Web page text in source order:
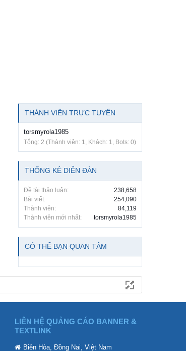
THÀNH VIÊN TRỰC TUYẾN
torsmyrola1985
Tổng: 2 (Thành viên: 1, Khách: 1, Bots: 0)
THỐNG KÊ DIỄN ĐÀN
Đề tài thảo luận:
238,658
Bài viết:
254,090
Thành viên:
84,119
Thành viên mới nhất:
torsmyrola1985
CÓ THỂ BẠN QUAN TÂM
LIÊN HỆ QUẢNG CÁO BANNER &
TEXTLINK
Biên Hòa, Đồng Nai, Việt Nam